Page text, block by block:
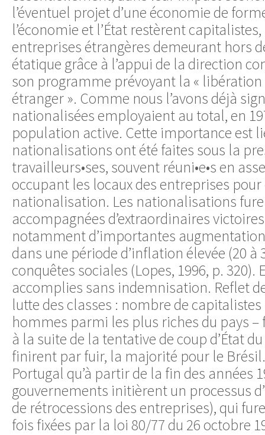
l’éventuel projet d’une économie de
l’économie et l’État restèrent
entreprises étrangères demeurant hors
étatique grâce à l’appui de la direction
son programme prévoyant la «
étranger ». Comme nous l’avons déjà
nationalisées employaient au total, en
population active. Cette importance est
nationalisations ont été faites sous la
travailleurs•ses, souvent réuni•e•s en
occupant les locaux des entreprises
nationalisation. Les nationalisations
accompagnées d’extraordinaires
notamment d’importantes
dans une période d’inflation élevée (20 à
conquêtes sociales (Lopes, 1996, p.
accomplies sans indemnisation. Reflet
lutte des classes : nombre de
hommes parmi les plus riches du pays
à la suite de la tentative de coup d’État
finirent par fuir, la majorité pour le
Portugal qu’à partir de la fin des années
gouvernements initièrent un processus
de rétrocessions des entreprises), qui
fois fixées par la loi 80/77 du 26 octobre